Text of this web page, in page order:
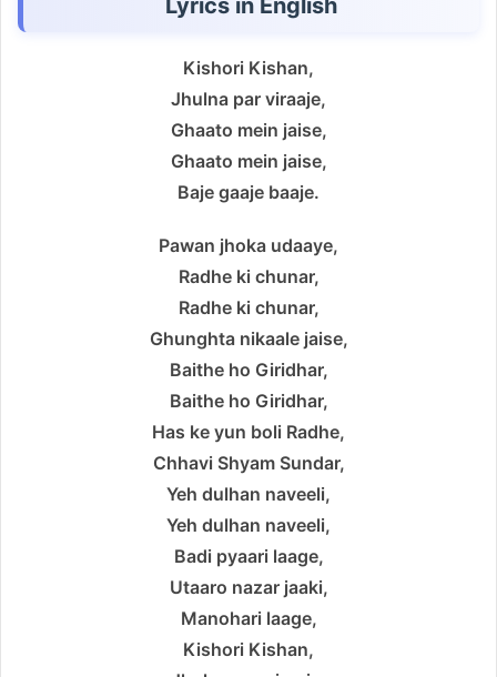
Kishori Kishan,
Jhulna par viraaje,
Ghaato mein jaise,
Ghaato mein jaise,
Baje gaaje baaje.
Pawan jhoka udaaye,
Radhe ki chunar,
Radhe ki chunar,
Ghunghta nikaale jaise,
Baithe ho Giridhar,
Baithe ho Giridhar,
Has ke yun boli Radhe,
Chhavi Shyam Sundar,
Yeh dulhan naveeli,
Yeh dulhan naveeli,
Badi pyaari laage,
Utaaro nazar jaaki,
Manohari laage,
Kishori Kishan,